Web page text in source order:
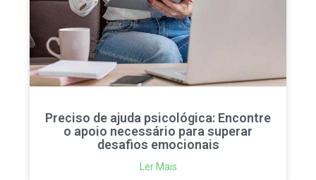
Preciso de ajuda psicológica: Encontre
o apoio necessário para superar
desafios emocionais
Ler Mais